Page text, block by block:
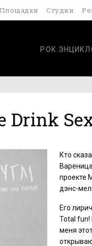
Площадки Студии
Drink
Кто
проекте
дэнс-
Его
Total fun!
меня